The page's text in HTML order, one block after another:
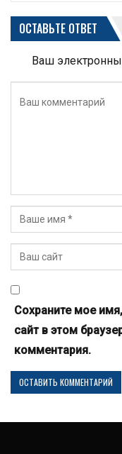
ОСТАВЬТЕ ОТВЕТ
Ваш
Сохраните мое
сайт в этом
комментария.